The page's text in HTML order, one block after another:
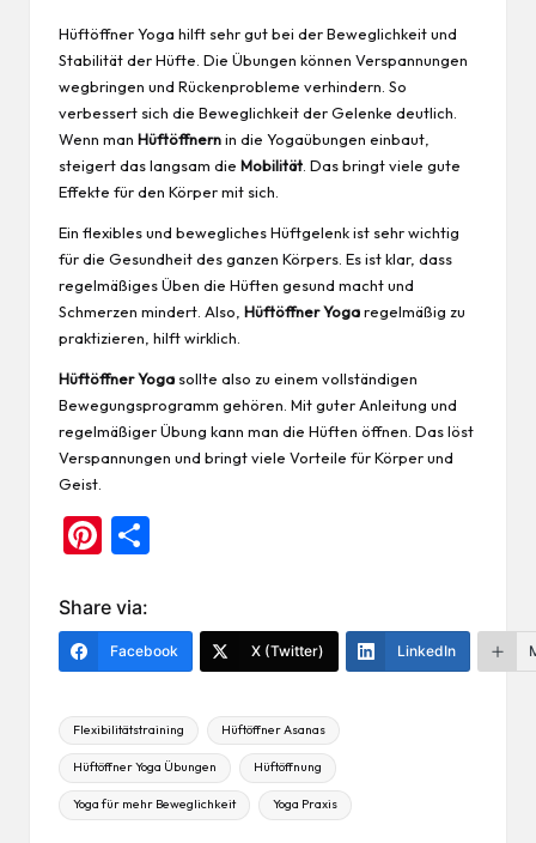
Hüftöffner Yoga hilft sehr gut bei der Beweglichkeit und
Stabilität der Hüfte. Die Übungen können Verspannungen
wegbringen und Rückenprobleme verhindern. So
verbessert sich die Beweglichkeit der Gelenke deutlich.
Wenn man Hüftöffnernin die Yogaübungen einbaut,
steigert das langsam die Mobilität. Das bringt viele gute
Effekte für den Körper mit sich.
Ein flexibles und bewegliches Hüftgelenk ist sehr wichtig
für die Gesundheit des ganzen Körpers. Es ist klar, dass
regelmäßiges Üben die Hüften gesund macht und
Schmerzen mindert. Also, Hüftöffner Yogaregelmäßig zu
praktizieren, hilft wirklich.
Hüftöffner Yoga sollte also zu einem vollständigen
Bewegungsprogramm gehören. Mit guter Anleitung und
regelmäßiger Übung kann man die Hüften öffnen. Das löst
Verspannungen und bringt viele Vorteile für Körper und
Geist.
Pi
er
es
Share via:
Facebook X (Twitter) LinkedIn
Tags:
Flexibilitätstraining Hüftöffner Asanas
Hüftöffner Yoga Übungen Hüftöffnung
Yoga für mehr Beweglichkeit Yoga Praxis